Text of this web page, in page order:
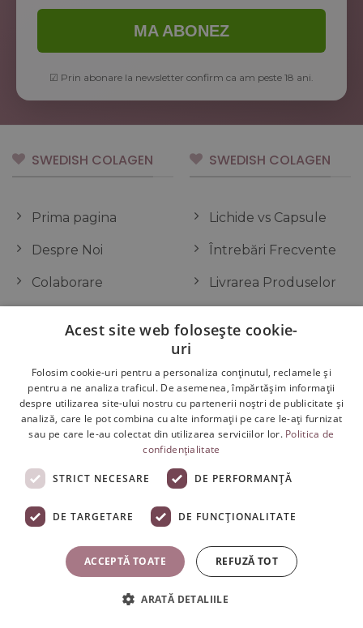
MA ABONEZ
☑ Prin abonare la newsletter confirm ca am peste 18 ani.
SWEDISH COLAGEN
Prima pagina
Despre Noi
Colaborare
Contact
SWEDISH COLAGEN
Lichide vs Capsule
Întrebări Frecvente
Livrarea Produselor
Retururi / Retragere
din contract
Retur și Garanție
DESPRE SWEDISH COLAGEN®
Acesta este locul în care ideile noastre prind contur,
locul în care concepem, dezvoltăm și producem
suplimentele noastre pentru a vă atinge toate
Acest site web folosește cookie-
uri
Folosim cookie-uri pentru a personaliza conținutul, reclamele și
pentru a ne analiza traficul. De asemenea, împărtășim informații
despre utilizarea site-ului nostru cu partenerii noștri de publicitate și
analiză, care le pot combina cu alte informații pe care le-ați furnizat
sau pe care le-au colectat din utilizarea serviciilor lor. Politica de
confidențialitate
STRICT NECESARE DE PERFORMANȚĂ
DE TARGETARE DE FUNCŢIONALITATE
ACCEPTĂ TOATE REFUZĂ TOT
ARATĂ DETALIILE